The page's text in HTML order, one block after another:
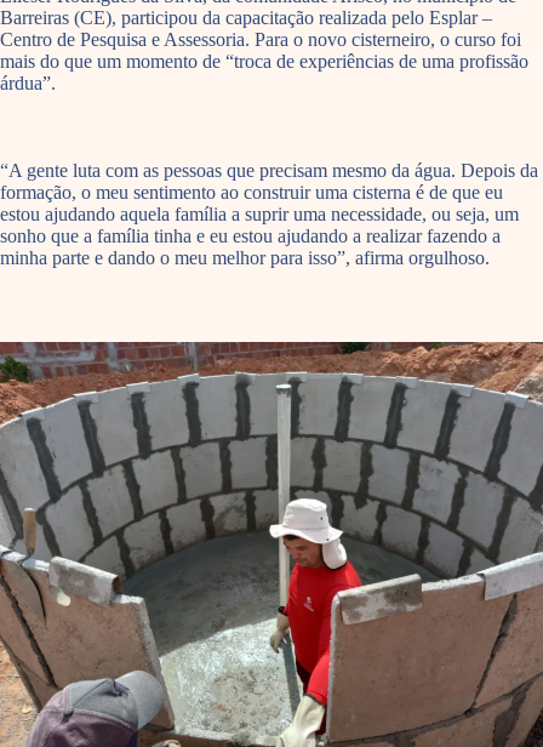
Barreiras (CE), participou da capacitação realizada pelo Esplar –
Centro de Pesquisa e Assessoria. Para o novo cisterneiro, o curso foi
mais do que um momento de “troca de experiências de uma profissão
árdua”.
“A gente luta com as pessoas que precisam mesmo da água. Depois da
formação, o meu sentimento ao construir uma cisterna é de que eu
estou ajudando aquela família a suprir uma necessidade, ou seja, um
sonho que a família tinha e eu estou ajudando a realizar fazendo a
minha parte e dando o meu melhor para isso”, afirma orgulhoso.